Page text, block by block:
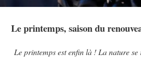
Le printemps, saison du
Le printemps est enfin là ! La nature